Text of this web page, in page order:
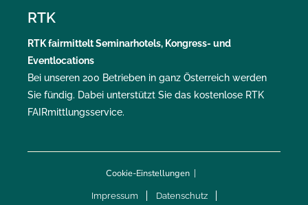
RTK
RTKfairmitteltSeminarhotels, Kongress- und
Eventlocations
Bei unseren 200 Betrieben in ganz Österreich werden
Sie fündig. Dabei unterstützt Sie das kostenlose RTK
FAIRmittlungsservice.
Cookie-Einstellungen
Impressum Datenschutz